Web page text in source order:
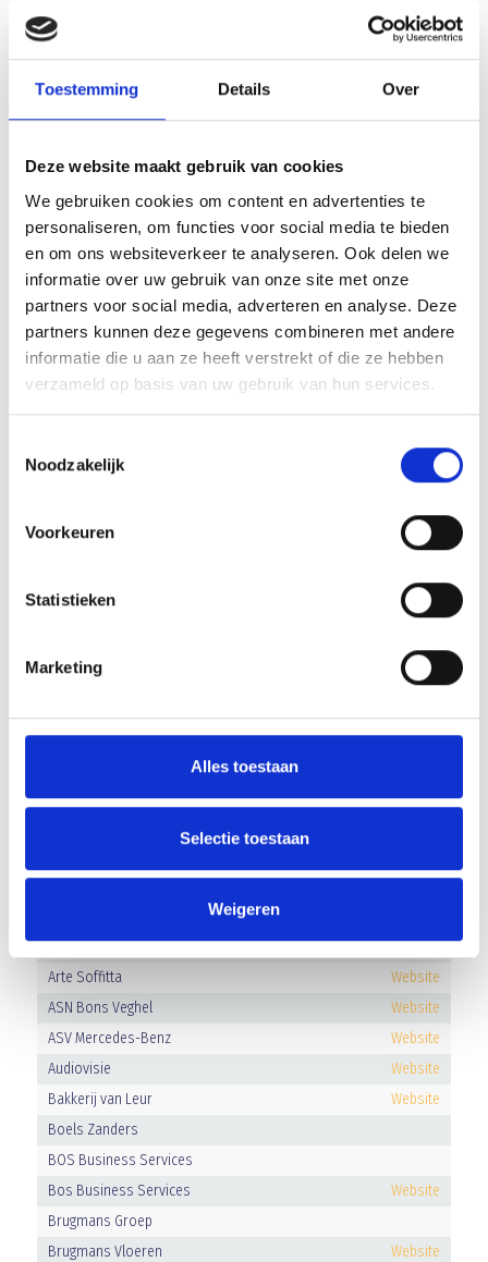
Toestemming Details Over
Deze website maakt gebruik van cookies
We gebruiken cookies om content en advertenties te
personaliseren, om functies voor social media te bieden
en om ons websiteverkeer te analyseren. Ook delen we
informatie over uw gebruik van onze site met onze
partners voor social media, adverteren en analyse. Deze
partners kunnen deze gegevens combineren met andere
informatie die u aan ze heeft verstrekt of die ze hebben
verzameld op basis van uw gebruik van hun services.
Noodzakelijk
Voorkeuren
Statistieken
Marketing
Alles toestaan
Selectie toestaan
Weigeren
Hevami Oppervlaktetechniek
Website
Industry Bioscoop Veghel
Website
Ixxenz
JESS Dakwerken
Website
KJ Software
Kwadrant Arbodiensten
Website
LA / Architecten
Website
Lannet IT
Website
Lenco onderhoud en service
Website
MBI Steenmeesters
Website
New York Pizza
Pieperz
Website
Website
Website
Website
Website
Van der Linden organic solutions
Website
Van Mensvoort Veghel
Website
Welder
Website
BUSINESS CLUB A-LEDEN
A.J. van der Linden
Website
Arte Soffitta
Website
ASN Bons Veghel
Website
ASV Mercedes-Benz
Website
Audiovisie
Website
Bakkerij van Leur
Website
Boels Zanders
BOS Business Services
Bos Business Services
Website
Brugmans Groep
Brugmans Vloeren
Website